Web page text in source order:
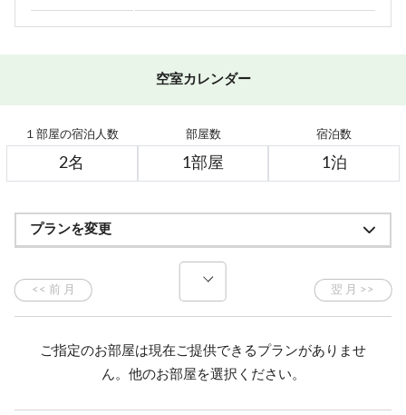
空室カレンダー
１部屋の宿泊人数 部屋数 宿泊数
プランを変更
ご指定のお部屋は現在ご提供できるプランがありませ
ん。他のお部屋を選択ください。